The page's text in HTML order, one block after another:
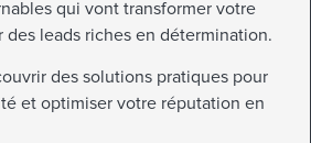
qui vont transformer votre
leads riches en détermination.
des solutions pratiques pour
et optimiser votre réputation en